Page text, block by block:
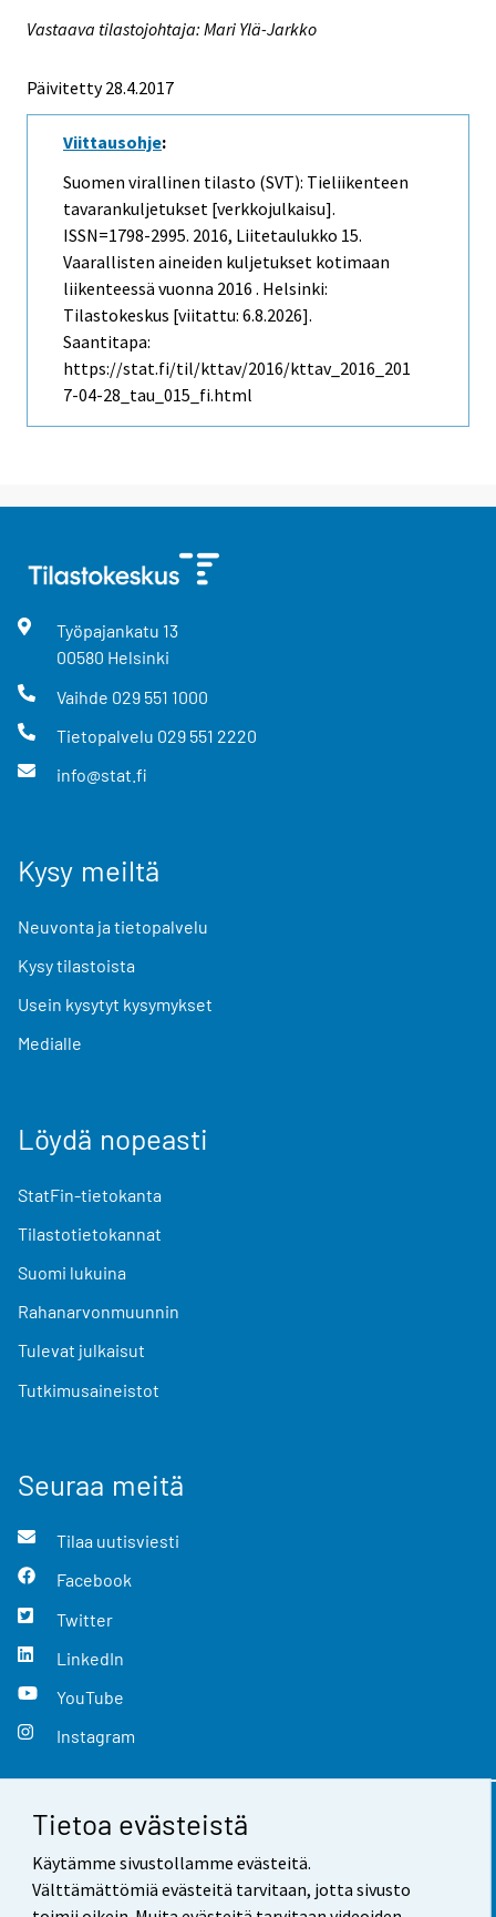
Tietoa evästeistä
Käytämme sivustollamme evästeitä.
Välttämättömiä evästeitä tarvitaan, jotta sivusto
Vastaava tilastojohtaja: Mari Ylä-Jarkko
Päivitetty 28.4.2017
Viittausohje:
Suomen virallinen tilasto (SVT): Tieliikenteen
tavarankuljetukset [verkkojulkaisu].
ISSN=1798-2995. 2016, Liitetaulukko 15.
Vaarallisten aineiden kuljetukset kotimaan
liikenteessä vuonna 2016 . Helsinki:
Tilastokeskus [viitattu: 6.8.2026].
Saantitapa:
https://stat.fi/til/kttav/2016/kttav_2016_201
7-04-28_tau_015_fi.html
Työpajankatu 13
00580 Helsinki
Vaihde 029 551 1000
Tietopalvelu 029 551 2220
info@stat.fi
Kysy meiltä
Neuvonta ja tietopalvelu
Kysy tilastoista
Usein kysytyt kysymykset
Medialle
Löydä nopeasti
StatFin-tietokanta
Tilastotietokannat
Suomi lukuina
Rahanarvonmuunnin
Tulevat julkaisut
Tutkimusaineistot
Seuraa meitä
Tilaa uutisviesti
Facebook
Twitter
LinkedIn
YouTube
Instagram
Yhteystiedot
Palaute